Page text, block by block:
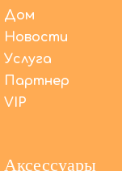
Дом
Новости
Услуга
Партнер
VIP
Аксессуары